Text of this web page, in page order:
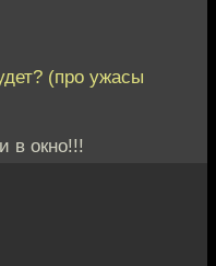
(про ужасы
в окно!!!